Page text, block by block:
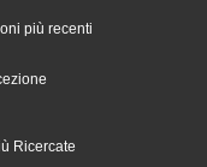
più recenti
Ricercate